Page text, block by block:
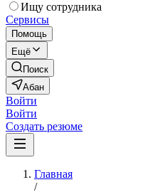
Ищу сотрудника
Сервисы
Помощь
Ещё
Поиск
Абан
Войти
Войти
Создать резюме
Главная
/